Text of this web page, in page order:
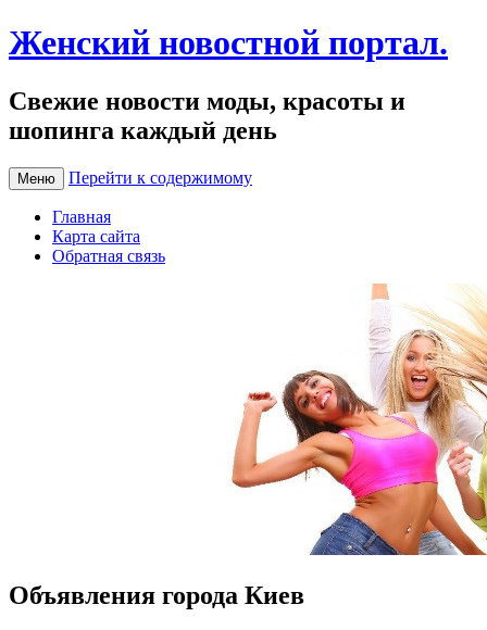
Женский новостной портал.
Свежие новости моды, красоты и
шопинга каждый день
Меню Перейти к содержимому
Главная
Карта сайта
Обратная связь
Объявления города Киев